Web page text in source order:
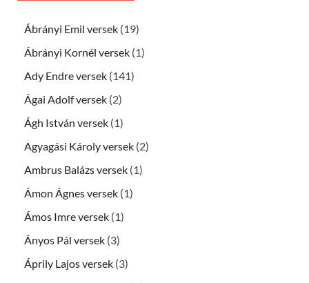
Ábrányi Emil versek (19)
Ábrányi Kornél versek (1)
Ady Endre versek (141)
Ágai Adolf versek (2)
Ágh István versek (1)
Agyagási Károly versek (2)
Ambrus Balázs versek (1)
Ámon Ágnes versek (1)
Ámos Imre versek (1)
Ányos Pál versek (3)
Áprily Lajos versek (3)